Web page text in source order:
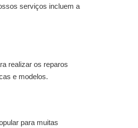
serviços incluem a
realizar os reparos
e modelos.
para muitas